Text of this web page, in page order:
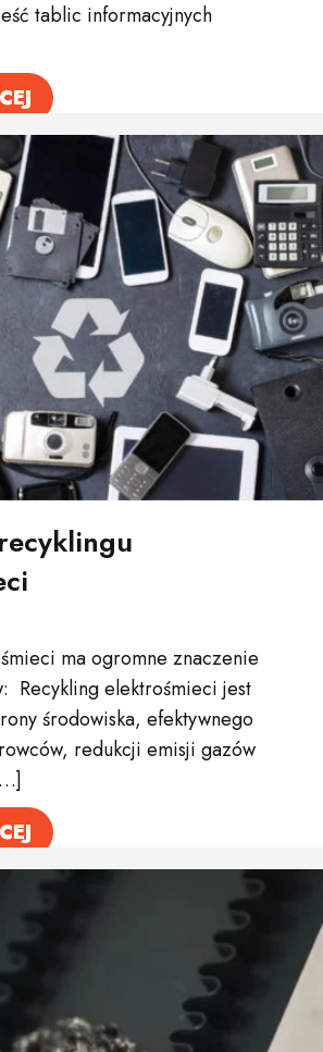
tablic informacyjnych
ma ogromne znaczenie
Recykling elektrośmieci jest
środowiska, efektywnego
redukcji emisji gazów